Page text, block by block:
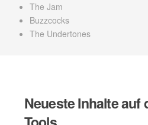
The Jam
Buzzcocks
The Undertones
Neueste Inhalte auf